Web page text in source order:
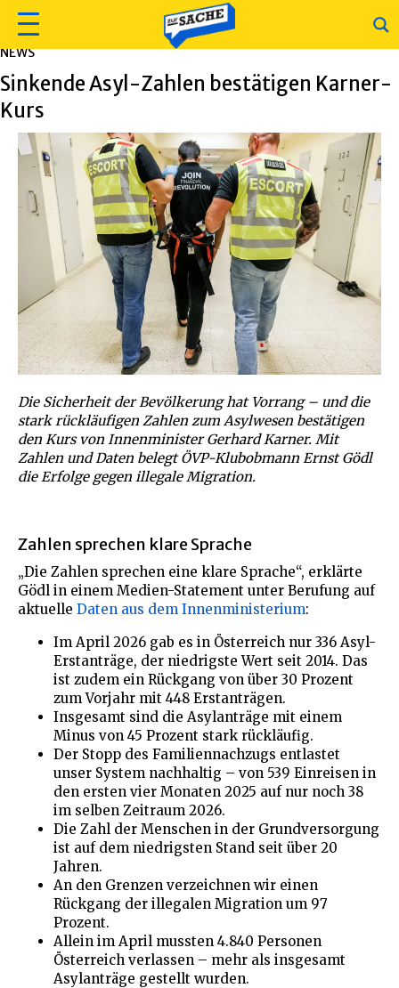
NEWS
Sinkende Asyl-Zahlen bestätigen Karner-
Kurs
Die Sicherheit der Bevölkerung hat Vorrang – und die
stark rückläufigen Zahlen zum Asylwesen bestätigen
den Kurs von Innenminister Gerhard Karner. Mit
Zahlen und Daten belegt ÖVP-Klubobmann Ernst Gödl
die Erfolge gegen illegale Migration.
Zahlen sprechen klare Sprache
„Die Zahlen sprechen eine klare Sprache“, erklärte
Gödl in einem Medien-Statement unter Berufung auf
aktuelle Daten aus dem Innenministerium:
Im April 2026 gab es in Österreich nur 336 Asyl-
Erstanträge, der niedrigste Wert seit 2014. Das
ist zudem ein Rückgang von über 30 Prozent
zum Vorjahr mit 448 Erstanträgen.
Insgesamt sind die Asylanträge mit einem
Minus von 45 Prozent stark rückläufig.
Der Stopp des Familiennachzugs entlastet
unser System nachhaltig – von 539 Einreisen in
den ersten vier Monaten 2025 auf nur noch 38
im selben Zeitraum 2026.
Die Zahl der Menschen in der Grundversorgung
ist auf dem niedrigsten Stand seit über 20
Jahren.
An den Grenzen verzeichnen wir einen
Rückgang der illegalen Migration um 97
Prozent.
Allein im April mussten 4.840 Personen
Österreich verlassen – mehr als insgesamt
Asylanträge gestellt wurden.